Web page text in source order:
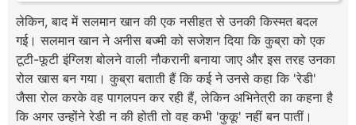
लेकिन, बाद में सलमान खान की एक नसीहत से उनकी किस्मत बदल
गई। सलमान खान ने अनीस बज्मी को सजेशन दिया कि कुब्रा को एक
टूटी-फूटी इंग्लिश बोलने वाली नौकरानी बनाया जाए और इस तरह उनका
रोल खास बन गया। कुब्रा बताती हैं कि कई ने उनसे कहा कि 'रेडी'
जैसा रोल करके वह पागलपन कर रही हैं, लेकिन अभिनेत्री का कहना है
कि अगर उन्होंने रेडी न की होती तो वह कभी 'कुकू' नहीं बन पातीं।